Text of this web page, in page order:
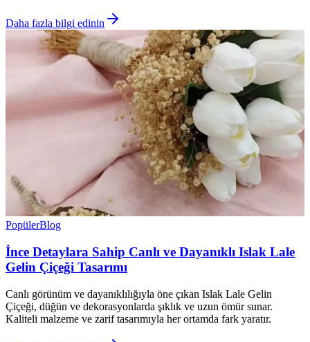
Daha fazla bilgi edinin
PopülerBlog
İnce Detaylara Sahip Canlı ve Dayanıklı Islak Lale
Gelin Çiçeği Tasarımı
Canlı görünüm ve dayanıklılığıyla öne çıkan Islak Lale Gelin
Çiçeği, düğün ve dekorasyonlarda şıklık ve uzun ömür sunar.
Kaliteli malzeme ve zarif tasarımıyla her ortamda fark yaratır.